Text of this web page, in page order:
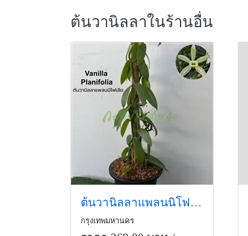
ต้นวานิลลาในร้านอื่น
ต้นวานิลลาแพลนนิโฟเลีย กระถาง 10 นิ้ว
กรุงเทพมหานคร